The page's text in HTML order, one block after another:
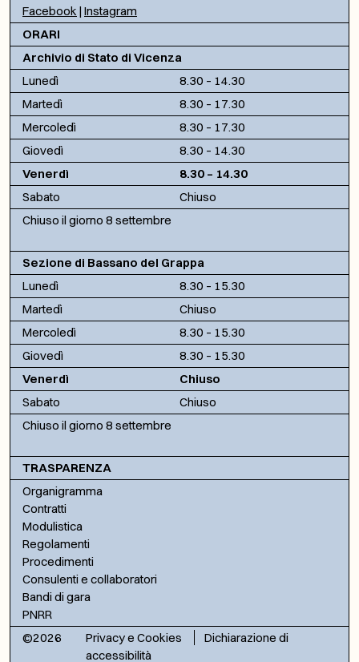
Facebook | Instagram
ORARI
Archivio di Stato di Vicenza
Lunedì
8.30 – 14.30
Martedì
8.30 – 17.30
Mercoledì
8.30 – 17.30
Giovedì
8.30 – 14.30
Venerdì
8.30 – 14.30
Sabato
Chiuso
Chiuso il giorno 8 settembre
Sezione di Bassano del Grappa
Lunedì
8.30 – 15.30
Martedì
Chiuso
Mercoledì
8.30 – 15.30
Giovedì
8.30 – 15.30
Venerdì
Chiuso
Sabato
Chiuso
Chiuso il giorno 8 settembre
TRASPARENZA
Organigramma
Contratti
Modulistica
Regolamenti
Procedimenti
Consulenti e collaboratori
Bandi di gara
PNRR
©2026
Privacy e Cookies
Dichiarazione di
accessibilità